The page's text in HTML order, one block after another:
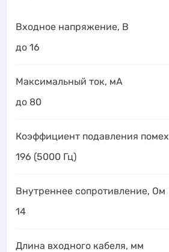
Входное напряжение, В
до 16
Максимальный ток, мА
до 80
Коэффициент подавления помех
196 (5000 Гц)
Внутреннее сопротивление, Ом
14
Длина входного кабеля, мм